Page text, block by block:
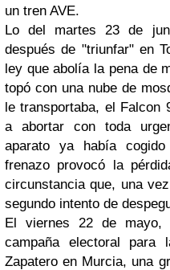
un tren AVE.
Lo del martes 23 de
después de "triunfar" en
ley que abolía la pena de
topó con una nube de
le transportaba, el Falcon
a abortar con toda
aparato ya había
frenazo provocó la
circunstancia que, una
segundo intento de
El viernes 22 de
campaña electoral para
Zapatero en Murcia, una